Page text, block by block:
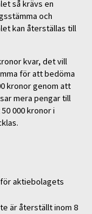
så krävs en
och
kan återställas till
kvar, det vill
för att bedöma
kronor genom att
mera pengar till
000 kronor i
aktiebolagets
är återställt inom 8